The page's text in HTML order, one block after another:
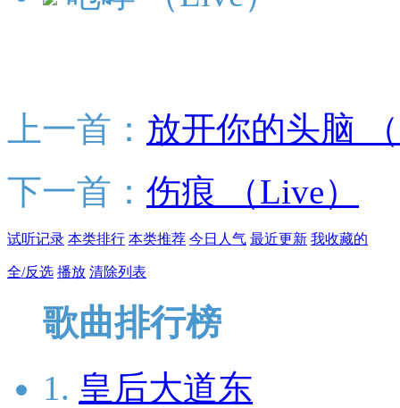
上一首： 放开你的头脑
下一首： 伤痕 （Live）
试听记录 本类排行 本类推荐 今日人气 最近更新 我收藏的
全/反选 播放 清除列表
歌曲排行榜
1. 皇后大道东